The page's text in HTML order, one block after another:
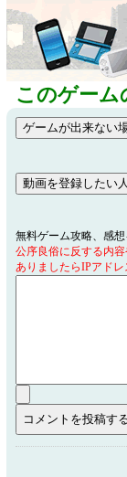
このゲーム
無料ゲーム攻略、感
公序良俗に反する内
ありましたらIPアド